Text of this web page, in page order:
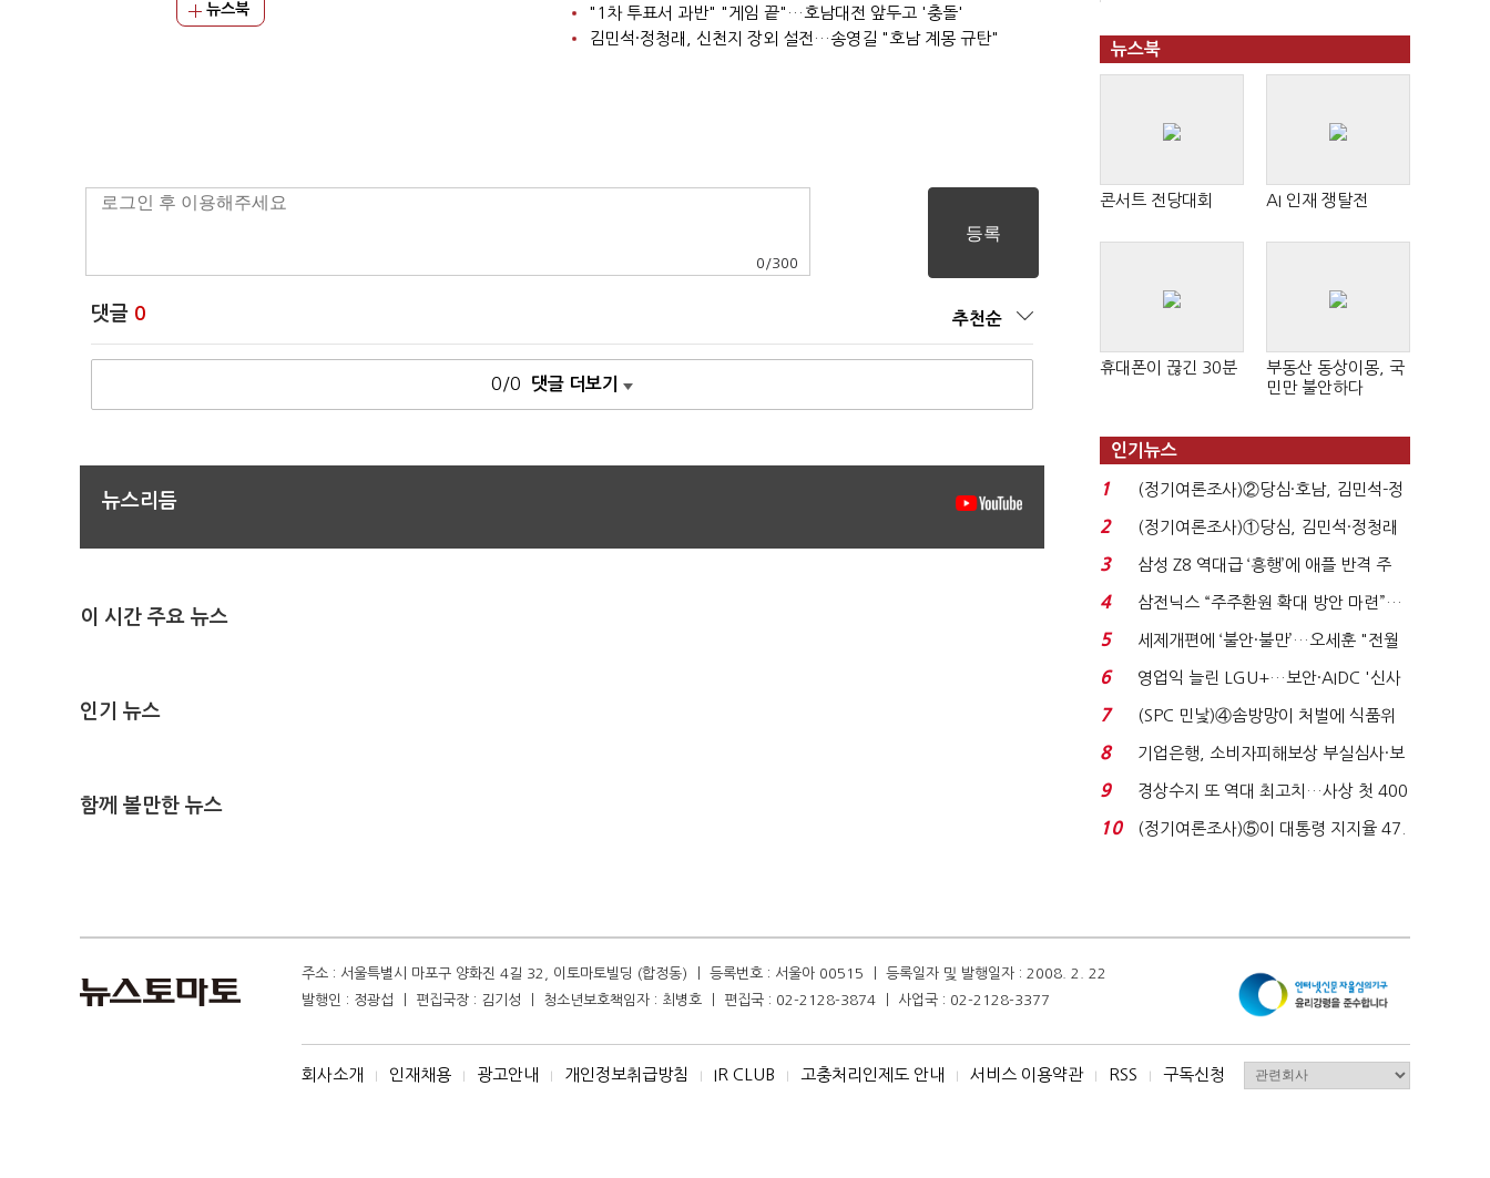
뉴스북
"1차 투표서 과반" "게임 끝"…호남대전 앞두고 '충돌'
김민석·정청래, 신천지 장외 설전…송영길 "호남 계몽 규탄"
0 /300
댓글 0 추천순
0/0 댓글 더보기
뉴스리듬
이 시간 주요 뉴스
인기 뉴스
함께 볼만한 뉴스
뉴스북
콘서트 전당대회 AI 인재 쟁탈전
휴대폰이 끊긴 30분
부동산 동상이몽, 국
민만 불안하다
인기뉴스
1
(정기여론조사)②당심·호남, 김민석-정
청래 '초접전'...
2
(정기여론조사)①당심, 김민석·정청래
'초접전'…대통령 ...
3
삼성 Z8 역대급 ‘흥행’에 애플 반격 주
목…9월 ‘폴...
4
삼전닉스 “주주환원 확대 방안 마련”…
로이터에 성명...
5
세제개편에 ‘불안·불만’…오세훈 "전월
세 구하기 더 ...
6
영업익 늘린 LGU+…보안·AIDC '신사
업 드라이브'...
7
(SPC 민낯)④솜방망이 처벌에 식품위
생법 위반 반복...
8
기업은행, 소비자피해보상 부실심사·보
이스피싱 공시 ...
9
경상수지 또 역대 최고치…사상 첫 400
억달러에 '3% 성...
10
(정기여론조사)⑤이 대통령 지지율 47.
주소 : 서울특별시 마포구 양화진 4길 32, 이토마토빌딩 (합정동) ㅣ 등록번호 : 서울아 00515 ㅣ 등록일자 및 발행일자 : 2008. 2. 22
발행인 : 정광섭 ㅣ 편집국장 : 김기성 ㅣ 청소년보호책임자 : 최병호 ㅣ 편집국 : 02-2128-3874 ㅣ 사업국 : 02-2128-3377
회사소개 I 인재채용 I 광고안내 I 개인정보취급방침 I IR CLUB I 고충처리인제도 안내 I 서비스 이용약관 I RSS I 구독신청